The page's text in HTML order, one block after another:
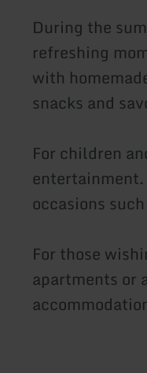
During the
refreshing
with
snacks and
For children
occasions
For those
apartments or